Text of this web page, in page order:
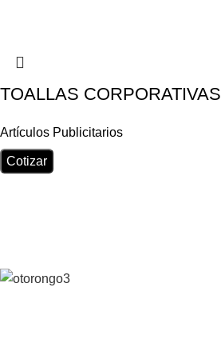
TOALLAS CORPORATIVAS
Artículos Publicitarios
Cotizar